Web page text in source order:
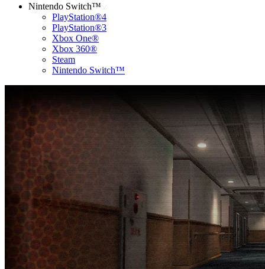
Nintendo Switch™
PlayStation®4
PlayStation®3
Xbox One®
Xbox 360®
Steam
Nintendo Switch™